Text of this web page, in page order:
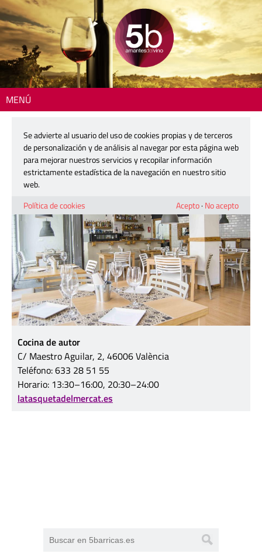
MENÚ
La Tasqueta del Mercat
Cocina de autor
C/ Maestro Aguilar, 2, 46006 València
Teléfono: 633 28 51 55
Horario: 13:30–16:00, 20:30–24:00
latasquetadelmercat.es
Se advierte al usuario del uso de cookies propias y de terceros
de personalización y de análisis al navegar por esta página web
para mejorar nuestros servicios y recopilar información
estrictamente estadística de la navegación en nuestro sitio
web.
Política de cookies
Acepto· No acepto